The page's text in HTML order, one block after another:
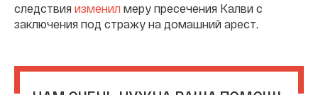
следствия изменил меру пресечения Калви с
заключения под стражу на домашний арест.